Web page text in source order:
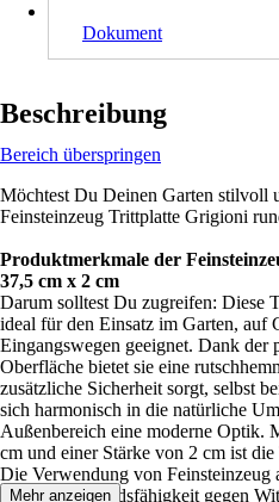
Dokument
Beschreibung
Bereich überspringen
Möchtest Du Deinen Garten stilvoll
Feinsteinzeug Trittplatte Grigioni
Produktmerkmale der
37,5 cm x 2 cm
Darum solltest Du zugreifen: Diese
ideal für den Einsatz im Garten, auf
Eingangswegen geeignet. Dank der
Oberfläche bietet sie eine
zusätzliche Sicherheit sorgt, selbst
sich harmonisch in die natürliche
Außenbereich eine moderne Optik.
cm und einer Stärke von 2 cm ist
Die Verwendung von Feinsteinzeug
hohe Widerstandsfähigkeit gegen
Mehr anzeigen